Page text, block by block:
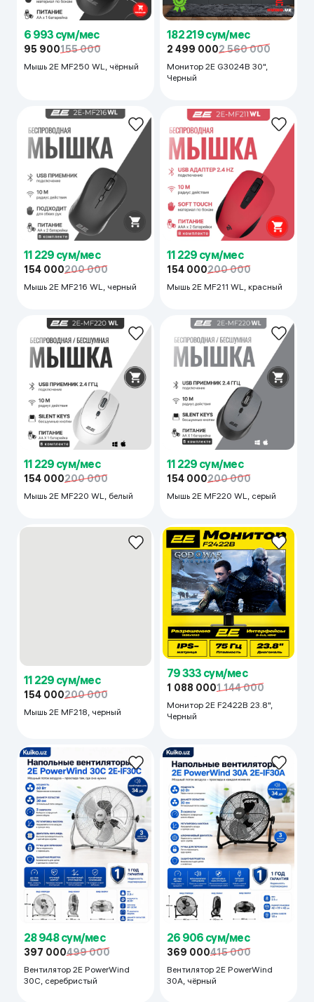
6 993 сум/мес
95 900155 000
182 219 сум/мес
2 499 0002 560 000
Черный
11 229 сум/мес
154 000200 000
11 229 сум/мес
154 000200 000
11 229 сум/мес
154 000200 000
11 229 сум/мес
154 000200 000
11 229 сум/мес
154 000200 000
Мышь 2E MF218, черный
79 333 сум/мес
1 088 0001 144 000
Черный
28 948 сум/мес
397 000499 000
30C, серебристый
26 906 сум/мес
369 000415 000
30A, чёрный